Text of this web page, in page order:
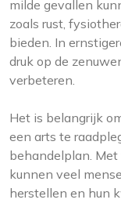
milde gevallen
zoals rust,
bieden. In
druk op de
verbeteren.
Het is belangrijk
een arts te
behandelplan.
kunnen veel
herstellen en hun